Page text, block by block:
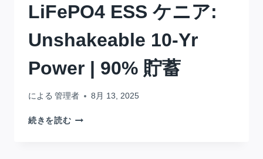
LiFePO4 ESS ケニア:
Unshakeable 10-Yr
Power | 90% 貯蓄
による 管理者 8月 13, 2025
続きを読むLIFEPO4